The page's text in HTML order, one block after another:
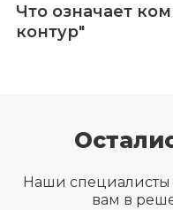
Что означает
контур"
Наши специалисты
вам в